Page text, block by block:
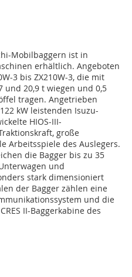
Mobilbaggern ist in
erhältlich. Angeboten
3 bis ZX210W-3, die mit
und 20,9 t wiegen und 0,5
tragen. Angetrieben
kW leistenden Isuzu-
HIOS-III-
große
Arbeitsspiele des Auslegers.
die Bagger bis zu 35
und
stark dimensioniert
der Bagger zählen eine
und die
II-Baggerkabine des